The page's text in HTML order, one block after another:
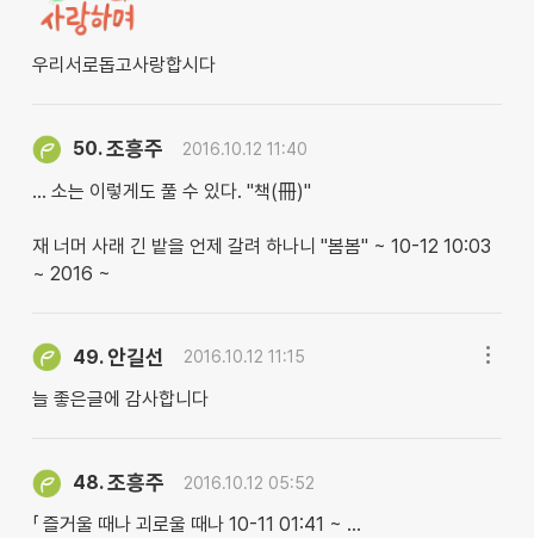
우리서로돕고사랑합시다
50.조흥주 2016.10.12 11:40
… 소는 이렇게도 풀 수 있다. "책(冊)"
재 너머 사래 긴 밭을 언제 갈려 하나니 "봄봄" ~ 10-12 10:03
~ 2016 ~
49.안길선 2016.10.12 11:15
늘 좋은글에 감사합니다
48.조흥주 2016.10.12 05:52
「 즐거울 때나 괴로울 때나 10-11 01:41 ~ …